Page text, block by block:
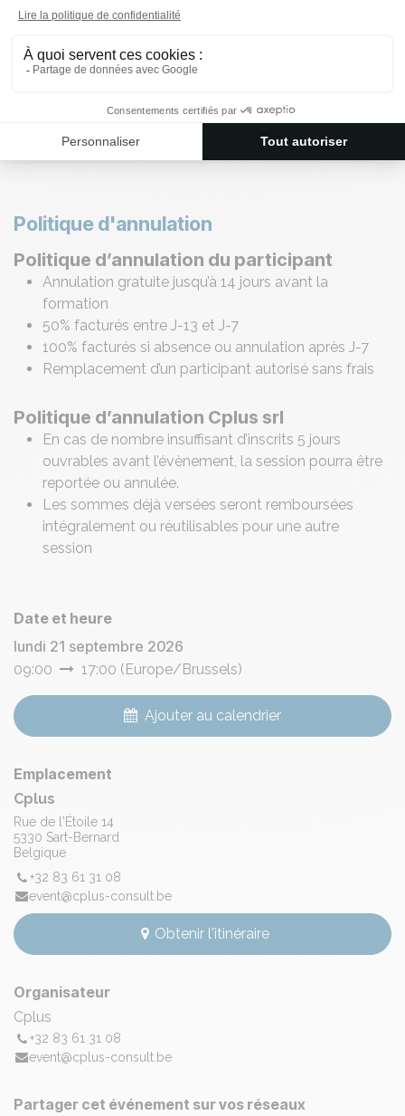
Accueil café dès 8h45
S'inscrire maintenant
Politique d'annulation
Politique d’annulation du participant
Annulation gratuite jusqu’à 14 jours avant la
formation
50% facturés entre J-13 et J-7
100% facturés si absence ou annulation après J-7
Remplacement d’un participant autorisé sans frais
Politique d’annulation Cplus srl
En cas de nombre insuffisant d’inscrits 5 jours
ouvrables avant l’évènement, la session pourra être
reportée ou annulée.
Les sommes déjà versées seront remboursées
intégralement ou réutilisables pour une autre
session
Date et heure
lundi 21 septembre 2026
09:00 17:00 (Europe/Brussels)
Ajouter au calendrier
Emplacement
Cplus
Rue de l'Étoile 14
5330 Sart-Bernard
Belgique
+32 83 61 31 08
event@cplus-consult.be
Obtenir l'itinéraire
Organisateur
Cplus
+32 83 61 31 08
event@cplus-consult.be
Partager cet événement sur vos réseaux